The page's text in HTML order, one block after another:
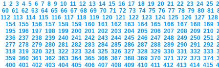
1 2 3 4 5 6 7 8 9 10 11 12 13 14 15 16 17 18 19 20 21 22 23 24 25
60 61 62 63 64 65 66 67 68 69 70 71 72 73 74 75 76 77 78 79 80 81
112 113 114 115 116 117 118 119 120 121 122 123 124 125 126 127
154 155 156 157 158 159 160 161 162 163 164 165 166 167 168 169
195 196 197 198 199 200 201 202 203 204 205 206 207 208 209 210
236 237 238 239 240 241 242 243 244 245 246 247 248 249 250 251
277 278 279 280 281 282 283 284 285 286 287 288 289 290 291 292
318 319 320 321 322 323 324 325 326 327 328 329 330 331 332 333
359 360 361 362 363 364 365 366 367 368 369 370 371 372 373 374
400 401 402 403 404 405 406 407 408 409 410 411 412 413 414 415